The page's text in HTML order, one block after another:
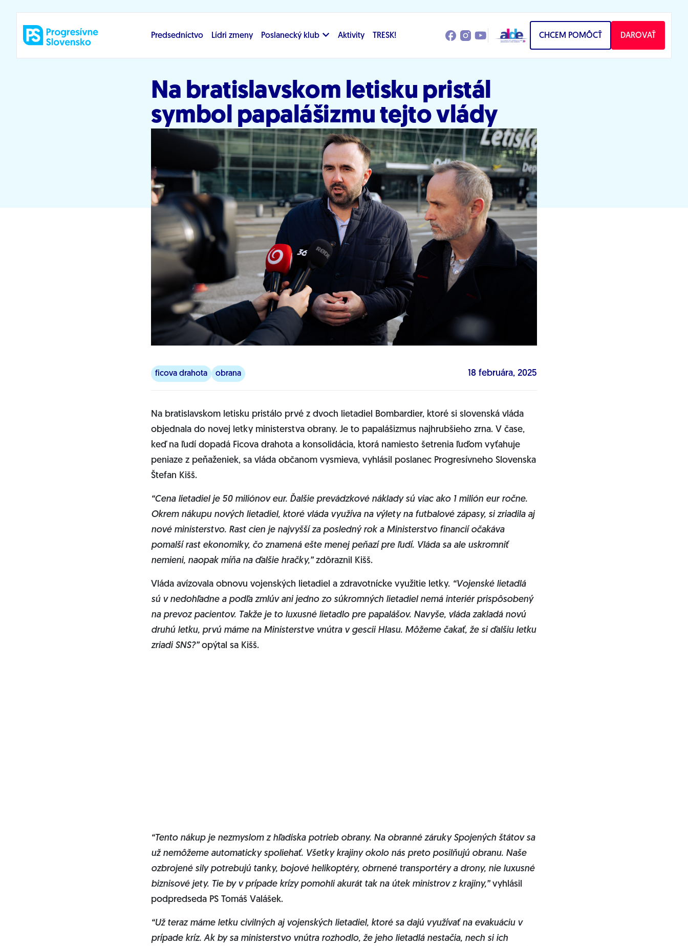
Predsedníctvo Lídri zmeny Poslanecký klub Aktivity TRESK! CHCEM POMÔCŤ DAROVAŤ
Na bratislavskom letisku pristál
symbol papalášizmu tejto vlády
ficova drahota obrana 18 februára, 2025
Na bratislavskom letisku pristálo prvé z dvoch lietadiel Bombardier, ktoré si slovenská vláda
objednala do novej letky ministerstva obrany. Je to papalášizmus najhrubšieho zrna. V čase,
keď na ľudí dopadá Ficova drahota a konsolidácia, ktorá namiesto šetrenia ľuďom vyťahuje
peniaze z peňaženiek, sa vláda občanom vysmieva, vyhlásil poslanec Progresívneho Slovenska
Štefan Kišš.
“Cena lietadiel je 50 miliónov eur. Ďalšie prevádzkové náklady sú viac ako 1 milión eur ročne.
Okrem nákupu nových lietadiel, ktoré vláda využíva na výlety na futbalové zápasy, si zriadila aj
nové ministerstvo. Rast cien je najvyšší za posledný rok a Ministerstvo financií očakáva
pomalší rast ekonomiky, čo znamená ešte menej peňazí pre ľudí. Vláda sa ale uskromniť
nemieni, naopak míňa na ďalšie hračky,”zdôraznil Kišš.
Vláda avízovala obnovu vojenských lietadiel a zdravotnícke využitie letky. “Vojenské lietadlá
sú v nedohľadne a podľa zmlúv ani jedno zo súkromných lietadiel nemá interiér prispôsobený
na prevoz pacientov. Takže je to luxusné lietadlo pre papalášov. Navyše, vláda zakladá novú
druhú letku, prvú máme na Ministerstve vnútra v gescii Hlasu. Môžeme čakať, že si ďalšiu letku
zriadi SNS?”opýtal sa Kišš.
“Tento nákup je nezmyslom z hľadiska potrieb obrany. Na obranné záruky Spojených štátov sa
už nemôžeme automaticky spoliehať. Všetky krajiny okolo nás preto posilňujú obranu. Naše
ozbrojené sily potrebujú tanky, bojové helikoptéry, obrnené transportéry a drony, nie luxusné
biznisové jety. Tie by v prípade krízy pomohli akurát tak na útek ministrov z krajiny,”vyhlásil
podpredseda PS Tomáš Valášek.
“Už teraz máme letku civilných aj vojenských lietadiel, ktoré sa dajú využívať na evakuáciu v
prípade kríz. Ak by sa ministerstvo vnútra rozhodlo, že jeho lietadlá nestačia, nech si ich